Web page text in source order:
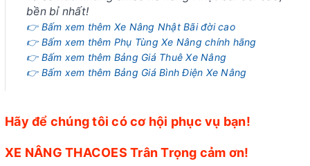
bền bỉ nhất!
👉 Bấm xem thêm Xe Nâng Nhật Bãi đời cao
👉 Bấm xem thêm Phụ Tùng Xe Nâng chính hãng
👉 Bấm xem thêm Bảng Giá Thuê Xe Nâng
👉 Bấm xem thêm Bảng Giá Bình Điện Xe Nâng
Hãy để chúng tôi có cơ hội phục vụ bạn!
XE NÂNG THACOES Trân Trọng cảm ơn!